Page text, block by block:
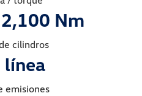
Nm
cilindros
línea
emisiones